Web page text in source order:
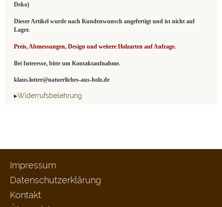
Deko)
Dieser Artikel wurde nach Kundenwunsch angefertigt und ist nicht auf
Lager.
Preis, Abmessungen, Design und weitere Holzarten auf Anfrage.
Bei Interesse, bitte um Kontaktaufnahme.
klaus.lotter@natuerliches-aus-holz.de
▸Widerrufsbelehrung
Impressum
Datenschutzerklärung
Kontakt